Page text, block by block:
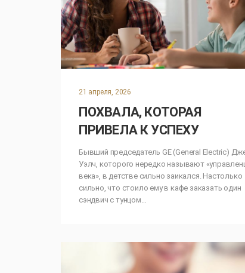
21 апреля, 2026
ПОХВАЛА, КОТОРАЯ
ПРИВЕЛА К УСПЕХУ
Бывший председатель GE (General Electric)
Уэлч, которого нередко называют
века», в детстве сильно заикался. Настолько
сильно, что стоило ему в кафе заказать один
сэндвич с тунцом…